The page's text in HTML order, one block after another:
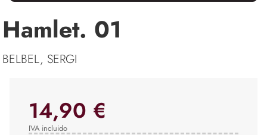
Hamlet. 01
BELBEL, SERGI
14,90 €
IVA incluido